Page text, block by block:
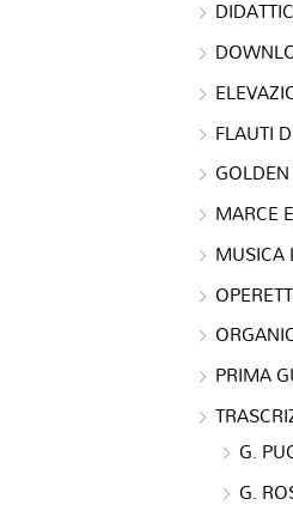
FLAUTI
MARCE
MUSICA
PRIMA
G.
G.